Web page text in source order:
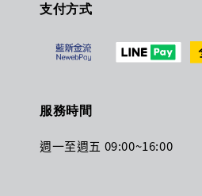
支付方式
服務時間
週一至週五 09:00~16:00